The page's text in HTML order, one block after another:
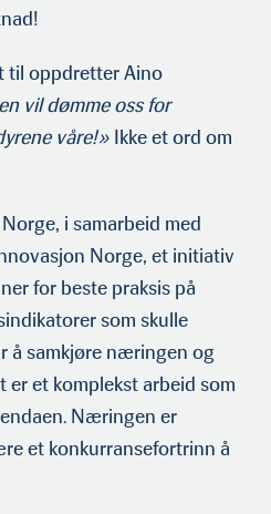
til oppdret­ter Aino
vil dømme oss for
våre!» Ikke et ord om
i samarbeid med
Norge, et initiativ
for beste praksis på
som skulle
å samkjøre næringen og
er et komplekst arbeid som
Næringen er
et konkurransefortrinn å